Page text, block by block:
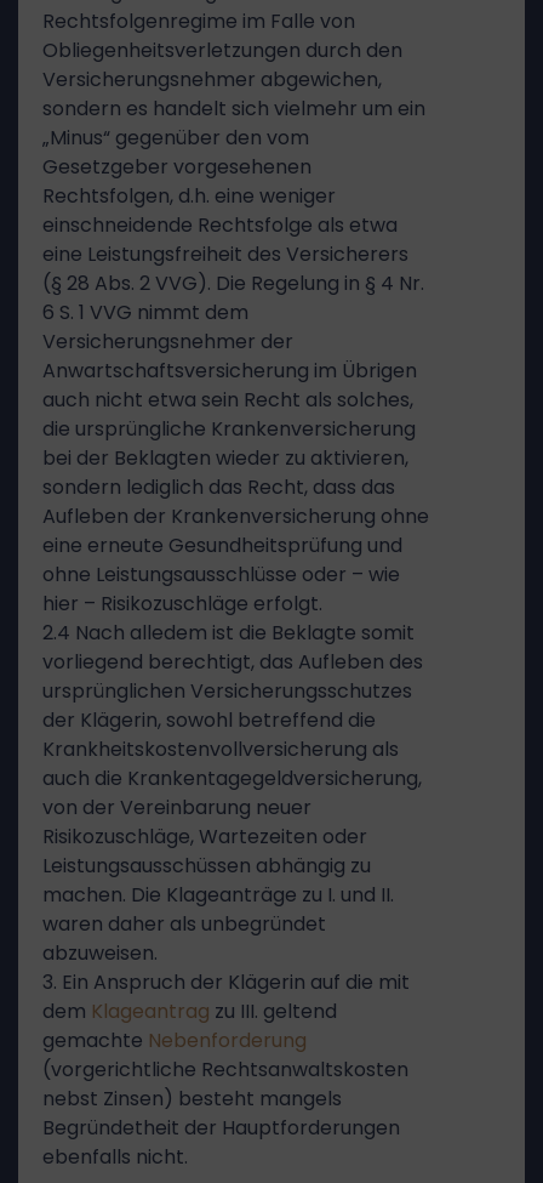
Rechtsfolgenregime im Falle von
Obliegenheitsverletzungen durch den
Versicherungsnehmer abgewichen,
sondern es handelt sich vielmehr um ein
„Minus“ gegenüber den vom
Gesetzgeber vorgesehenen
Rechtsfolgen, d.h. eine weniger
einschneidende Rechtsfolge als etwa
eine Leistungsfreiheit des Versicherers
(§ 28 Abs. 2 VVG). Die Regelung in § 4 Nr.
6 S. 1 VVG nimmt dem
Versicherungsnehmer der
Anwartschaftsversicherung im Übrigen
auch nicht etwa sein Recht als solches,
die ursprüngliche Krankenversicherung
bei der Beklagten wieder zu aktivieren,
sondern lediglich das Recht, dass das
Aufleben der Krankenversicherung ohne
eine erneute Gesundheitsprüfung und
ohne Leistungsausschlüsse oder – wie
hier – Risikozuschläge erfolgt.
2.4 Nach alledem ist die Beklagte somit
vorliegend berechtigt, das Aufleben des
ursprünglichen Versicherungsschutzes
der Klägerin, sowohl betreffend die
Krankheitskostenvollversicherung als
auch die Krankentagegeldversicherung,
von der Vereinbarung neuer
Risikozuschläge, Wartezeiten oder
Leistungsausschüssen abhängig zu
machen. Die Klageanträge zu I. und II.
waren daher als unbegründet
abzuweisen.
3. Ein Anspruch der Klägerin auf die mit
dem Klageantrag zu III. geltend
gemachte Nebenforderung
(vorgerichtliche Rechtsanwaltskosten
nebst Zinsen) besteht mangels
Begründetheit der Hauptforderungen
ebenfalls nicht.